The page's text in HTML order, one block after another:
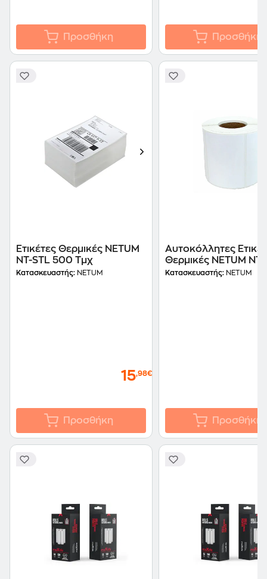
Προσθήκη Προσθήκη
Ετικέτες Θερμικές NETUM
NT-STL 500 Τμχ
Κατασκευαστής: NETUM
15,98€
Προσθήκη
Αυτοκόλλητες
Θερμικές NETUM NT-
Inkjet
Κατασκευαστής: NETUM
Προσθήκη